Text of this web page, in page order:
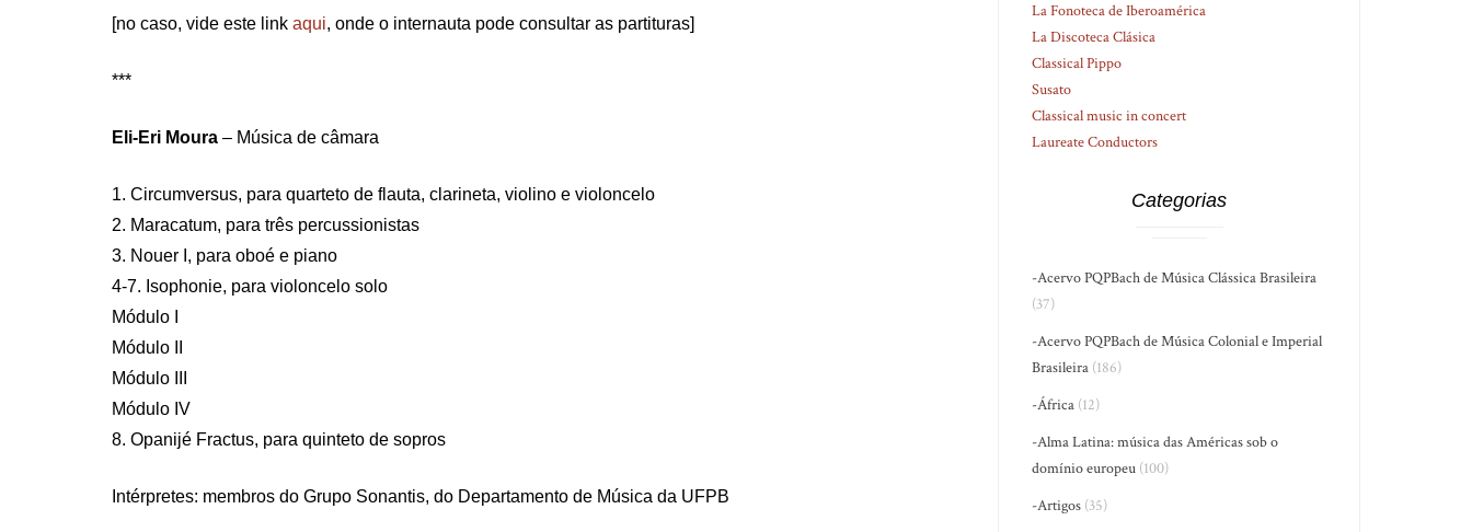
[no caso, vide este link aqui, onde o internauta pode consultar as partituras]
***
Eli-Eri Moura – Música de câmara
1. Circumversus, para quarteto de flauta, clarineta, violino e violoncelo
2. Maracatum, para três percussionistas
3. Nouer I, para oboé e piano
4-7. Isophonie, para violoncelo solo
Módulo I
Módulo II
Módulo III
Módulo IV
8. Opanijé Fractus, para quinteto de sopros
Intérpretes: membros do Grupo Sonantis, do Departamento de Música da UFPB
La Fonoteca de Iberoamérica
La Discoteca Clásica
Classical Pippo
Susato
Classical music in concert
Laureate Conductors
Categorias
-Acervo PQPBach de Música Clássica Brasileira
(37)
-Acervo PQPBach de Música Colonial e Imperial
Brasileira (186)
-África (12)
-Alma Latina: música das Américas sob o
domínio europeu (100)
-Artigos (35)